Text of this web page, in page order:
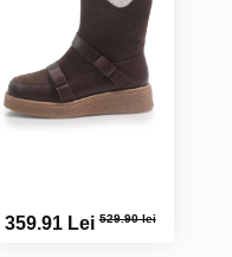
359.91 Lei529.90 lei